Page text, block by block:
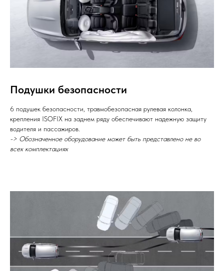
Подушки безопасности
6 подушек безопасности, травмобезопасная рулевая колонка,
крепления ISOFIX на заднем ряду обеспечивают надежную защиту
водителя и пассажиров.
-> Обозначенное оборудование может быть представлено не во
всех комплектациях